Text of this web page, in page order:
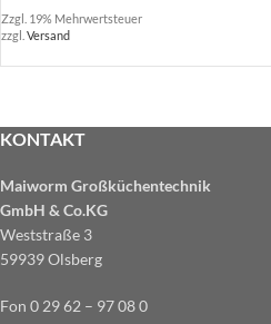
Zzgl. 19% Mehrwertsteuer
zzgl. Versand
KONTAKT
Maiworm Großküchentechnik
GmbH & Co.KG
Weststraße 3
59939 Olsberg
Fon 0 29 62 – 97 08 0